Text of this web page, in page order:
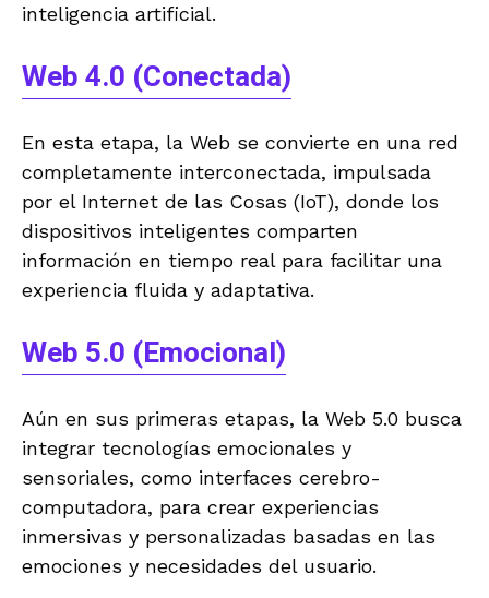
inteligencia artificial.
Web 4.0 (Conectada)
En esta etapa, la Web se convierte en una red
completamente interconectada, impulsada
por el Internet de las Cosas (IoT), donde los
dispositivos inteligentes comparten
información en tiempo real para facilitar una
experiencia fluida y adaptativa.
Web 5.0 (Emocional)
Aún en sus primeras etapas, la Web 5.0 busca
integrar tecnologías emocionales y
sensoriales, como interfaces cerebro-
computadora, para crear experiencias
inmersivas y personalizadas basadas en las
emociones y necesidades del usuario.